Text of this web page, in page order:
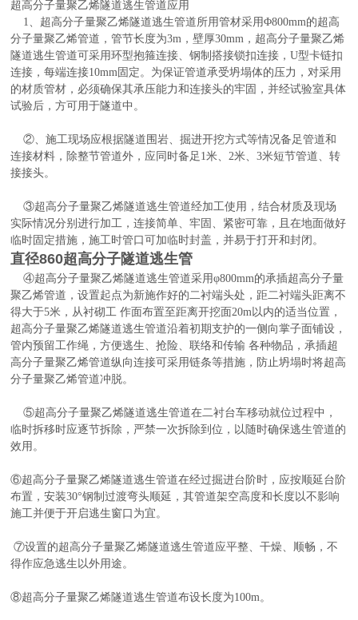
超高分子量聚乙烯隧道逃生管道应用
1、超高分子量聚乙烯隧道逃生管道所用管材采用Φ800mm的超高
分子量聚乙烯管道，管节长度为3m，壁厚30mm，超高分子量聚乙烯
隧道逃生管道可采用环型抱箍连接、钢制搭接锁扣连接，U型卡链扣
连接，每端连接10mm固定。为保证管道承受坍塌体的压力，对采用
的材质管材，必须确保其承压能力和连接头的牢固，并经试验室具体
试验后，方可用于隧道中。
②、施工现场应根据隧道围岩、掘进开挖方式等情况备足管道和
连接材料，除整节管道外，应同时备足1米、2米、3米短节管道、转
接接头。
③超高分子量聚乙烯隧道逃生管道经加工使用，结合材质及现场
实际情况分别进行加工，连接简单、牢固、紧密可靠，且在地面做好
临时固定措施，施工时管口可加临时封盖，并易于打开和封闭。
直径860超高分子隧道逃生管
④超高分子量聚乙烯隧道逃生管道采用φ800mm的承插超高分子量
聚乙烯管道，设置起点为新施作好的二衬端头处，距二衬端头距离不
得大于5米，从衬砌工 作面布置至距离开挖面20m以内的适当位置，
超高分子量聚乙烯隧道逃生管道沿着初期支护的一侧向掌子面铺设，
管内预留工作绳，方便逃生、抢险、联络和传输 各种物品，承插超
高分子量聚乙烯管道纵向连接可采用链条等措施，防止坍塌时将超高
分子量聚乙烯管道冲脱。
⑤超高分子量聚乙烯隧道逃生管道在二衬台车移动就位过程中，
临时拆移时应逐节拆除，严禁一次拆除到位，以随时确保逃生管道的
效用。
⑥超高分子量聚乙烯隧道逃生管道在经过掘进台阶时，应按顺延台阶
布置，安装30°钢制过渡弯头顺延，其管道架空高度和长度以不影响
施工并便于开启逃生窗口为宜。
⑦设置的超高分子量聚乙烯隧道逃生管道应平整、干燥、顺畅，不
得作应急逃生以外用途。
⑧超高分子量聚乙烯隧道逃生管道布设长度为100m。